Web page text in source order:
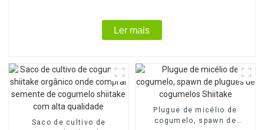
Ler mais
Saco de cultivo de
Plugue de micélio de
cogumelo, spawn de